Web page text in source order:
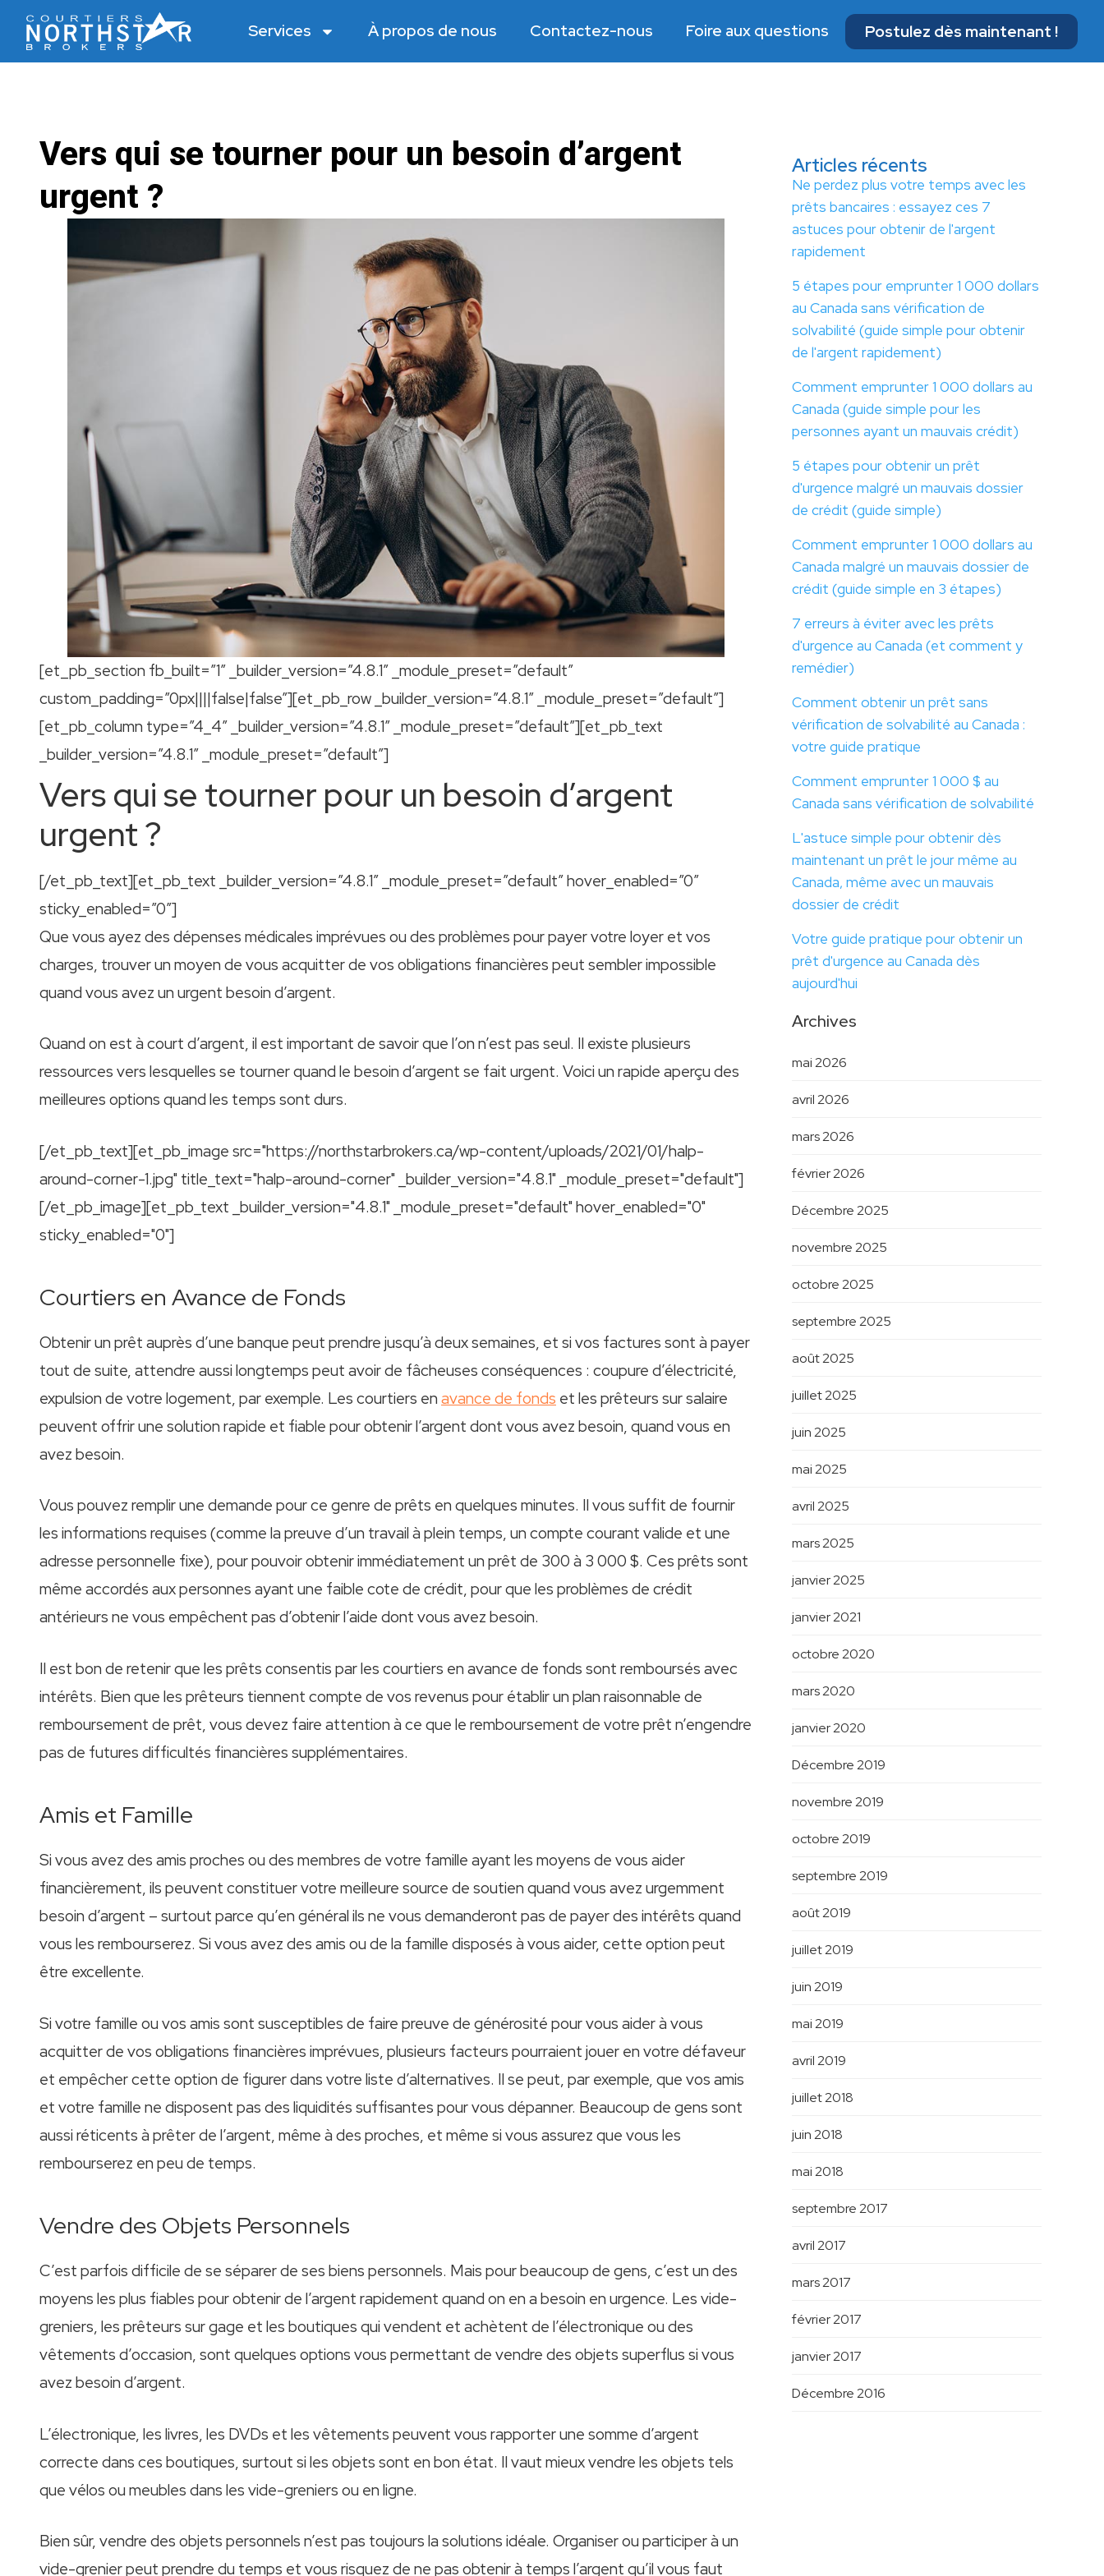
Services À propos de nous Contactez-nous Foire aux questions Postulez dès maintenant !
Vers qui se tourner pour un besoin d’argent
urgent ?
[et_pb_section fb_built=”1″ _builder_version=”4.8.1″ _module_preset=”default”
custom_padding=”0px||||false|false”][et_pb_row _builder_version=”4.8.1″ _module_preset=”default”]
[et_pb_column type=”4_4″ _builder_version=”4.8.1″ _module_preset=”default”][et_pb_text
_builder_version=”4.8.1″ _module_preset=”default”]
Vers qui se tourner pour un besoin d’argent
urgent ?
[/et_pb_text][et_pb_text _builder_version=”4.8.1″ _module_preset=”default” hover_enabled=”0″
sticky_enabled=”0″]
Que vous ayez des dépenses médicales imprévues ou des problèmes pour payer votre loyer et vos
charges, trouver un moyen de vous acquitter de vos obligations financières peut sembler impossible
quand vous avez un urgent besoin d’argent.
Quand on est à court d’argent, il est important de savoir que l’on n’est pas seul. Il existe plusieurs
ressources vers lesquelles se tourner quand le besoin d’argent se fait urgent. Voici un rapide aperçu des
meilleures options quand les temps sont durs.
[/et_pb_text][et_pb_image src="https://northstarbrokers.ca/wp-content/uploads/2021/01/halp-
around-corner-1.jpg" title_text="halp-around-corner" _builder_version="4.8.1" _module_preset="default"]
[/et_pb_image][et_pb_text _builder_version="4.8.1" _module_preset="default" hover_enabled="0"
sticky_enabled="0"]
Courtiers en Avance de Fonds
Obtenir un prêt auprès d’une banque peut prendre jusqu’à deux semaines, et si vos factures sont à payer
tout de suite, attendre aussi longtemps peut avoir de fâcheuses conséquences : coupure d’électricité,
expulsion de votre logement, par exemple. Les courtiers en avance de fonds et les prêteurs sur salaire
peuvent offrir une solution rapide et fiable pour obtenir l’argent dont vous avez besoin, quand vous en
avez besoin.
Vous pouvez remplir une demande pour ce genre de prêts en quelques minutes. Il vous suffit de fournir
les informations requises (comme la preuve d’un travail à plein temps, un compte courant valide et une
adresse personnelle fixe), pour pouvoir obtenir immédiatement un prêt de 300 à 3 000 $. Ces prêts sont
même accordés aux personnes ayant une faible cote de crédit, pour que les problèmes de crédit
antérieurs ne vous empêchent pas d’obtenir l’aide dont vous avez besoin.
Il est bon de retenir que les prêts consentis par les courtiers en avance de fonds sont remboursés avec
intérêts. Bien que les prêteurs tiennent compte de vos revenus pour établir un plan raisonnable de
remboursement de prêt, vous devez faire attention à ce que le remboursement de votre prêt n’engendre
pas de futures difficultés financières supplémentaires.
Amis et Famille
Si vous avez des amis proches ou des membres de votre famille ayant les moyens de vous aider
financièrement, ils peuvent constituer votre meilleure source de soutien quand vous avez urgemment
besoin d’argent – surtout parce qu’en général ils ne vous demanderont pas de payer des intérêts quand
vous les rembourserez. Si vous avez des amis ou de la famille disposés à vous aider, cette option peut
être excellente.
Si votre famille ou vos amis sont susceptibles de faire preuve de générosité pour vous aider à vous
acquitter de vos obligations financières imprévues, plusieurs facteurs pourraient jouer en votre défaveur
et empêcher cette option de figurer dans votre liste d’alternatives. Il se peut, par exemple, que vos amis
et votre famille ne disposent pas des liquidités suffisantes pour vous dépanner. Beaucoup de gens sont
aussi réticents à prêter de l’argent, même à des proches, et même si vous assurez que vous les
rembourserez en peu de temps.
Vendre des Objets Personnels
C’est parfois difficile de se séparer de ses biens personnels. Mais pour beaucoup de gens, c’est un des
moyens les plus fiables pour obtenir de l’argent rapidement quand on en a besoin en urgence. Les vide-
greniers, les prêteurs sur gage et les boutiques qui vendent et achètent de l’électronique ou des
vêtements d’occasion, sont quelques options vous permettant de vendre des objets superflus si vous
avez besoin d’argent.
L’électronique, les livres, les DVDs et les vêtements peuvent vous rapporter une somme d’argent
correcte dans ces boutiques, surtout si les objets sont en bon état. Il vaut mieux vendre les objets tels
que vélos ou meubles dans les vide-greniers ou en ligne.
Bien sûr, vendre des objets personnels n’est pas toujours la solutions idéale. Organiser ou participer à un
vide-grenier peut prendre du temps et vous risquez de ne pas obtenir à temps l’argent qu’il vous faut
Articles récents
Ne perdez plus votre temps avec les
prêts bancaires : essayez ces 7
astuces pour obtenir de l'argent
rapidement
5 étapes pour emprunter 1 000 dollars
au Canada sans vérification de
solvabilité (guide simple pour obtenir
de l'argent rapidement)
Comment emprunter 1 000 dollars au
Canada (guide simple pour les
personnes ayant un mauvais crédit)
5 étapes pour obtenir un prêt
d'urgence malgré un mauvais dossier
de crédit (guide simple)
Comment emprunter 1 000 dollars au
Canada malgré un mauvais dossier de
crédit (guide simple en 3 étapes)
7 erreurs à éviter avec les prêts
d'urgence au Canada (et comment y
remédier)
Comment obtenir un prêt sans
vérification de solvabilité au Canada :
votre guide pratique
Comment emprunter 1 000 $ au
Canada sans vérification de solvabilité
L'astuce simple pour obtenir dès
maintenant un prêt le jour même au
Canada, même avec un mauvais
dossier de crédit
Votre guide pratique pour obtenir un
prêt d'urgence au Canada dès
aujourd'hui
Archives
mai 2026
avril 2026
mars 2026
février 2026
Décembre 2025
novembre 2025
octobre 2025
septembre 2025
août 2025
juillet 2025
juin 2025
mai 2025
avril 2025
mars 2025
janvier 2025
janvier 2021
octobre 2020
mars 2020
janvier 2020
Décembre 2019
novembre 2019
octobre 2019
septembre 2019
août 2019
juillet 2019
juin 2019
mai 2019
avril 2019
juillet 2018
juin 2018
mai 2018
septembre 2017
avril 2017
mars 2017
février 2017
janvier 2017
Décembre 2016